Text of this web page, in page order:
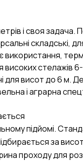
і своя
складські,
використання,
високих стелажів
для висот до 6 м.
і аграрна
підйомі.
за
проходу для